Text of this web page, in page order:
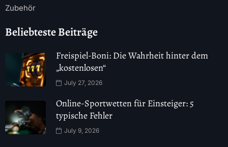
Zubehör
Beliebteste Beiträge
Freispiel-Boni: Die Wahrheit hinter dem
„kostenlosen“
July 27, 2026
Online-Sportwetten für Einsteiger: 5
typische Fehler
July 9, 2026